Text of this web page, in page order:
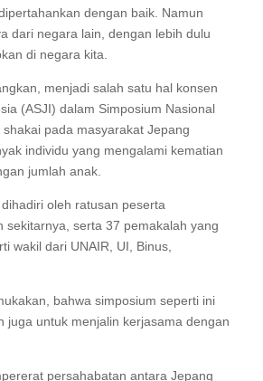
dengan baik. Namun
dari negara lain, dengan lebih dulu
di negara kita.
menjadi salah satu hal konsen
(ASJI) dalam Simposium Nasional
pada masyarakat Jepang
individu yang mengalami kematian
jumlah anak.
oleh ratusan peserta
serta 37 pemakalah yang
wakil dari UNAIR, UI, Binus,
bahwa simposium seperti ini
juga untuk menjalin kerjasama dengan
persahabatan antara Jepang